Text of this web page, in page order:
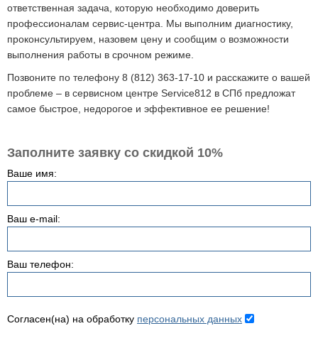
ответственная задача, которую необходимо доверить
профессионалам сервис-центра. Мы выполним диагностику,
проконсультируем, назовем цену и сообщим о возможности
выполнения работы в срочном режиме.
Позвоните по телефону 8 (812) 363-17-10 и расскажите о вашей
проблеме – в сервисном центре Service812 в СПб предложат
самое быстрое, недорогое и эффективное ее решение!
Заполните заявку со скидкой 10%
Ваше имя:
Ваш e-mail:
Ваш телефон:
Согласен(на) на обработку персональных данных